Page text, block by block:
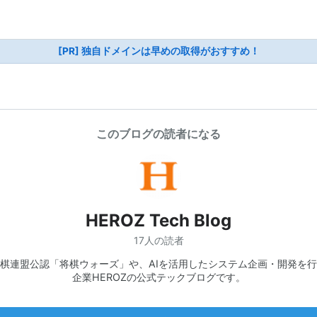
[PR] 独自ドメインは早めの取得がおすすめ！
このブログの読者になる
HEROZ Tech Blog
17人の読者
連盟公認「将棋ウォーズ」や、AIを活用したシステム企画・開発を
企業HEROZの公式テックブログです。